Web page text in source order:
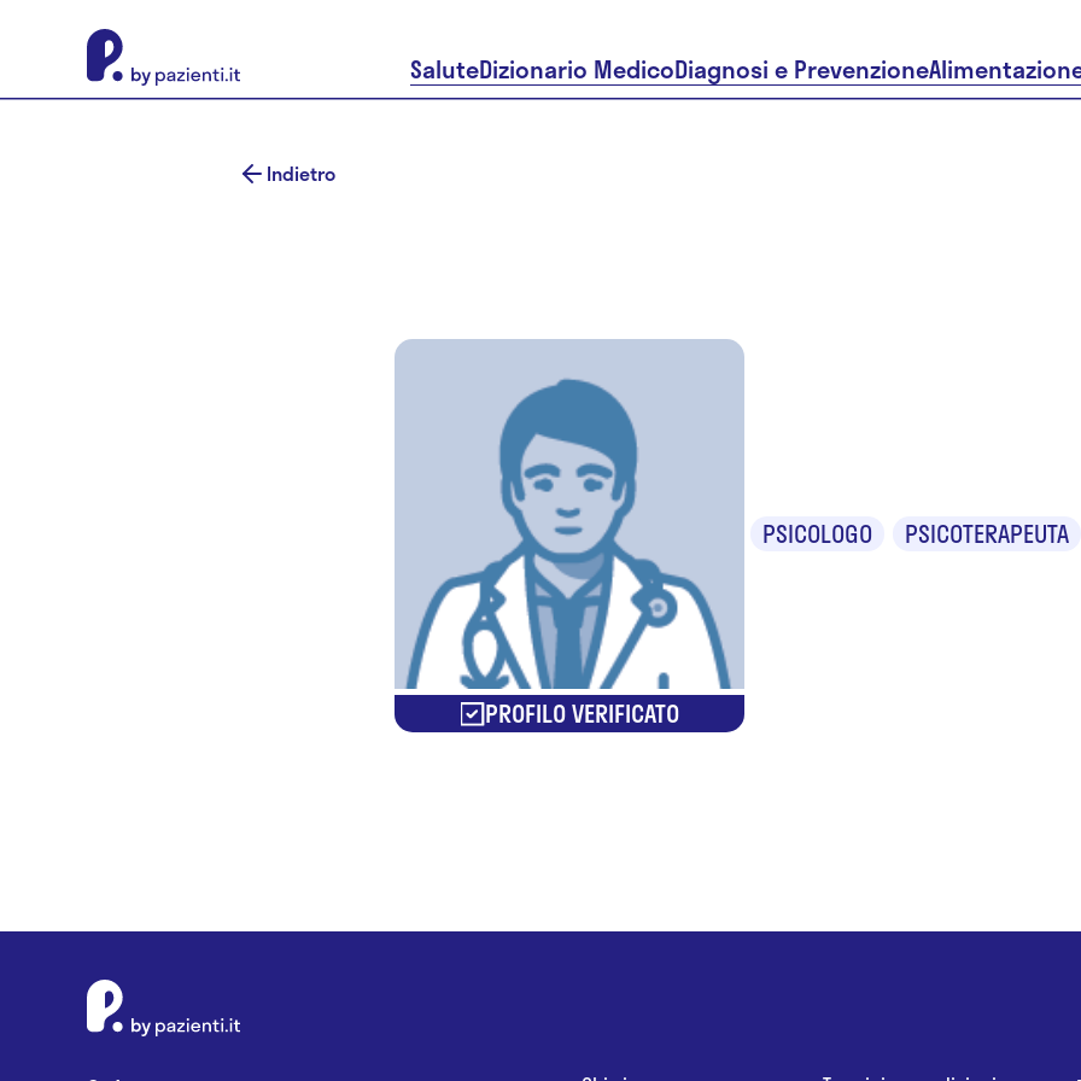
SaluteDizionario MedicoDiagnosi e Prevenzione
Indietro
PROFILO VERIFICATO
PSICOLOGO PSICOTERAPEUTA